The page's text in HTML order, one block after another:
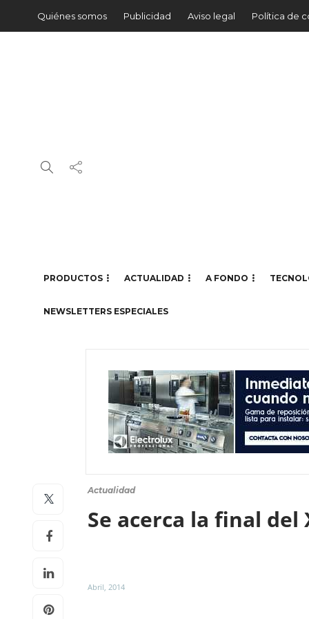
Quiénes somos Publicidad Aviso legal Política de
PRODUCTOS ACTUALIDAD A FONDO
NEWSLETTERS ESPECIALES
Actualidad
Se acerca la final
Abril, 2014